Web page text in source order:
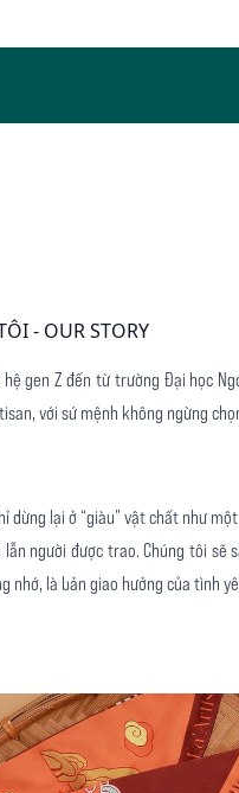
- OUR STORY
gen Z đến từ trường Đại học
với sứ mệnh không ngừng
dừng lại ở “giàu” vật chất như
lẫn người được trao. Chúng tôi
nhớ, là bản giao hưởng của tình